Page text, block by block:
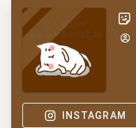
INSTAGRAM